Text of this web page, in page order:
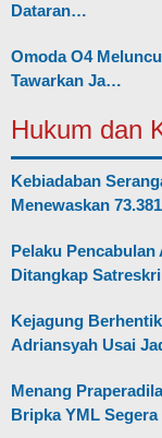
Dataran…
Omoda O4
Tawarkan Ja…
Hukum dan
Kebiadaban
Menewaskan
Pelaku
Ditangkap
Kejagung
Adriansyah Usai
Menang
Bripka YML